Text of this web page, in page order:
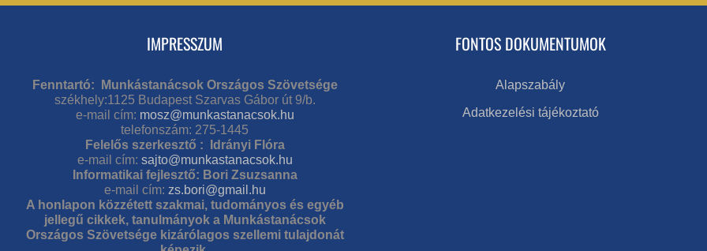
IMPRESSZUM
Fenntartó: Munkástanácsok Országos Szövetsége
székhely:1125 Budapest Szarvas Gábor út 9/b.
e-mail cím: mosz@munkastanacsok.hu
telefonszám: 275-1445
Felelős szerkesztő : Idrányi Flóra
e-mail cím: sajto@munkastanacsok.hu
Informatikai fejlesztő: Bori Zsuzsanna
e-mail cím: zs.bori@gmail.hu
A honlapon közzétett szakmai, tudományos és egyéb
jellegű cikkek, tanulmányok a Munkástanácsok
Országos Szövetsége kizárólagos szellemi tulajdonát
FONTOS DOKUMENTUMOK
Alapszabály
Adatkezelési tájékoztató